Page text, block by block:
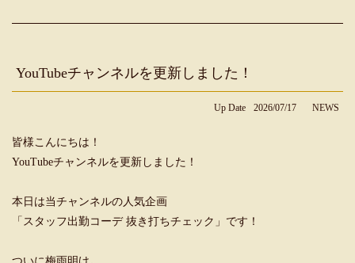
YouTubeチャンネルを更新しました！
Up Date 2026/07/17 NEWS
皆様こんにちは！
YouTubeチャンネルを更新しました！
本日は当チャンネルの人気企画
「スタッフ出勤コーデ 抜き打ちチェック」です！